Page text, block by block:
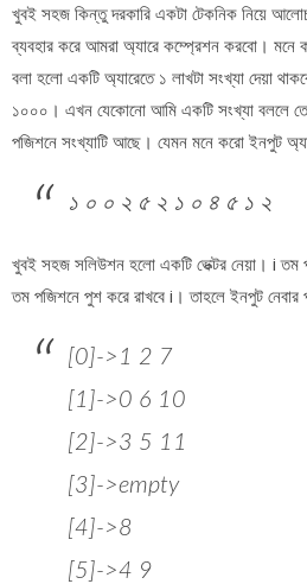
খুবই সহজ কিন্তু দরকারি একটা টেকনিক নিয়ে
ব্যবহার করে আমরা অ্যারে কম্প্রেশন করবো। মনে
বলা হলো একটি অ্যারেতে ১ লাখটা সংখ্যা দেয়া
১০০০। এখন যেকোনো আমি একটি সংখ্যা বললে
পজিশনে সংখ্যাটি আছে। যেমন মনে করো ইনপুট
১ ০ ০ ২ ৫ ২ ১ ০ ৪ ৫ ১ ২
খুবই সহজ সলিউশন হলো একটি ভেক্টর নেয়া। i তম
তম পজিশনে পুশ করে রাখবে i। তাহলে ইনপুট নেবার
[0]->1 2 7
[1]->0 6 10
[2]->3 5 11
[3]->empty
[4]->8
[5]->4 9